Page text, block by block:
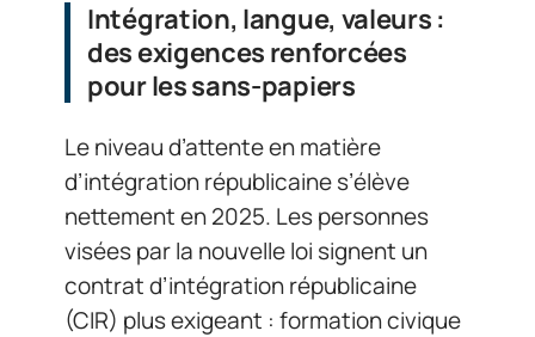
Intégration, langue, valeurs :
des exigences renforcées
pour les sans-papiers
Le niveau d’attente en matière
d’intégration républicaine s’élève
nettement en 2025. Les personnes
visées par la nouvelle loi signent un
contrat d’intégration républicaine
(CIR) plus exigeant : formation civique